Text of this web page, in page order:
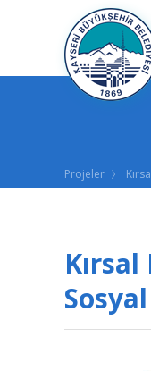
Projeler